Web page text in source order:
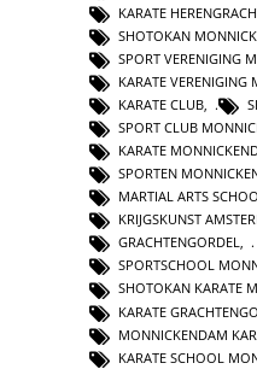
KARATE
SHOTOKAN
SPORT VERENIGING
KARATE VERENIGING
KARATE CLUB
SPORT CLUB
KARATE
SPORTEN
MARTIAL ARTS
KRIJGSKUNST
GRACHTENGORDEL,
SPORTSCHOOL
SHOTOKAN KARATE
KARATE
MONNICKENDAM
KARATE SCHOOL